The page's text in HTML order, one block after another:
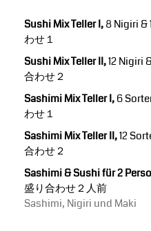
Sushi Mix Teller I,8 Nigiri &
わせ１
Sushi Mix Teller II,12 Nigiri
合わせ２
Sashimi Mix Teller I,6
わせ１
Sashimi Mix Teller II,12
合わせ２
Sashimi & Sushi für 2
盛り合わせ２人前
Sashimi, Nigiri und Maki